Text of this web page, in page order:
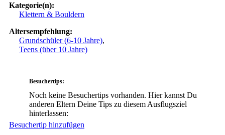
Kategorie(n):
Klettern & Bouldern
Altersempfehlung:
Grundschüler (6-10 Jahre),
Teens (über 10 Jahre)
Besuchertips:
Noch keine Besuchertips vorhanden. Hier kannst Du
anderen Eltern Deine Tips zu diesem Ausflugsziel
hinterlassen:
Besuchertip hinzufügen